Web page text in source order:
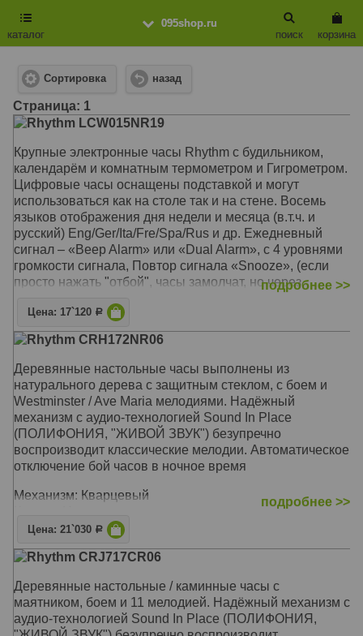
095shop.ru
каталог
корзина
поиск
Сортировка назад
Cтраница: 1
Rhythm LCW015NR19
Крупные электронные часы Rhythm с будильником,
календарём и комнатным термометром и Гигрометром.
Цифровые часы оснащены подставкой и могут
использоваться как на столе так и на стене. Восемь
языков отображения дня недели и месяца (в.т.ч. и
русский) Eng/Ger/Ita/Fre/Spa/Rus и др. Ежедневный
сигнал – «Beep Alarm» или «Dual Alarm», с 4 уровнями
громкости сигнала, Повтор сигнала «Snooze», (если
просто нажать "отбой", часы замолчат, но через
Корпус: Пластик (Чёрный)
(Возрастание сигнала), «Beep Alarm» или «Dual Alarm»
Размер: 40 x 30 x 4 см
подробнее >>
Цена: 17`120 Р
Rhythm CRH172NR06
Деревянные настольные часы выполнены из
натурального дерева с защитным стеклом, c боем и
Westminster / Ave Maria мелодиями. Надёжный
механизм с аудио-технологией Sound In Place
(ПОЛИФОНИЯ, "ЖИВОЙ ЗВУК") безупречно
воспроизводит классические мелодии. Автоматическое
отключение бой часов в ночное время
Механизм: Кварцевый
Корпус: Натуральное дерево, защитное стекло
Звуковой сигнал: Мелодия Westminster, Ave Maria, Бим-
Размер: 31 x 23,4 x 12,1 см
подробнее >>
Цена: 21`030 Р
Rhythm CRJ717CR06
Деревянные настольные / каминные часы с
маятником, боем и 11 мелодией. Надёжный механизм с
аудио-технологией Sound In Place (ПОЛИФОНИЯ,